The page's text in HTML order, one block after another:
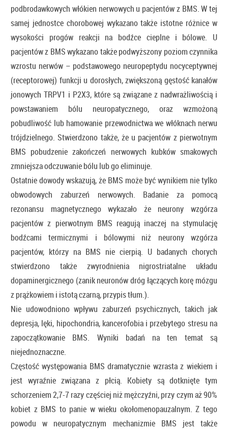
podbrodawkowych włókien nerwowych u pacjentów z BMS. W tej
samej jednostce chorobowej wykazano także istotne różnice w
wysokości progów reakcji na bodźce cieplne i bólowe. U
pacjentów z BMS wykazano także podwyższony poziom czynnika
wzrostu nerwów – podstawowego neuropeptydu nocyceptywnej
(receptorowej) funkcji u dorosłych, zwiększoną gęstość kanałów
jonowych TRPV1 i P2X3, które są związane z nadwrażliwością i
powstawaniem bólu neuropatycznego, oraz wzmożoną
pobudliwość lub hamowanie przewodnictwa we włóknach nerwu
trójdzielnego. Stwierdzono także, że u pacjentów z pierwotnym
BMS pobudzenie zakończeń nerwowych kubków smakowych
zmniejsza odczuwanie bólu lub go eliminuje.
Ostatnie dowody wskazują, że BMS może być wynikiem nie tylko
obwodowych zaburzeń nerwowych. Badanie za pomocą
rezonansu magnetycznego wykazało że neurony wzgórza
pacjentów z pierwotnym BMS reagują inaczej na stymulację
bodźcami termicznymi i bólowymi niż neurony wzgórza
pacjentów, którzy na BMS nie cierpią. U badanych chorych
stwierdzono także zwyrodnienia nigrostriatalne układu
dopaminergicznego (zanik neuronów dróg łączących korę mózgu
z prążkowiem i istotą czarną, przypis tłum.).
Nie udowodniono wpływu zaburzeń psychicznych, takich jak
depresja, lęki, hipochondria, kancerofobia i przebytego stresu na
zapoczątkowanie BMS. Wyniki badań na ten temat są
niejednoznaczne.
Częstość występowania BMS dramatycznie wzrasta z wiekiem i
jest wyraźnie związana z płcią. Kobiety są dotknięte tym
schorzeniem 2,7-7 razy częściej niż mężczyźni, przy czym aż 90%
kobiet z BMS to panie w wieku okołomenopauzalnym. Z tego
powodu w neuropatycznym mechanizmie BMS jest także